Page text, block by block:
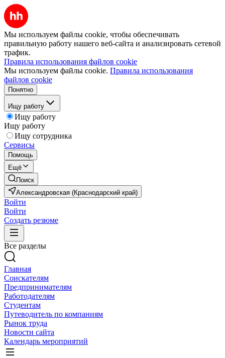
Мы используем файлы cookie, чтобы обеспечивать
правильную работу нашего веб-сайта и анализировать сетевой
трафик.
Правила использования файлов cookie
Мы используем файлы cookie. Правила использования
файлов cookie
Понятно
Ищу работу
Ищу работу
Ищу работу
Ищу сотрудника
Сервисы
Помощь
Ещё
Поиск
Александровская (Краснодарский край)
Войти
Войти
Создать резюме
Все разделы
Главная
Соискателям
Предпринимателям
Работодателям
Студентам
Путеводитель по компаниям
Рынок труда
Новости сайта
Календарь мероприятий